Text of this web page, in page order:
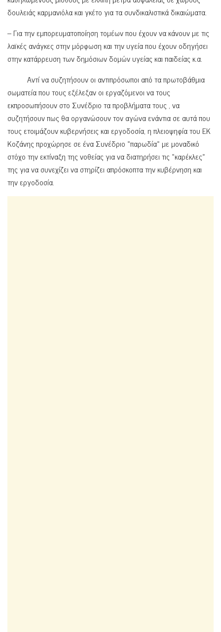
δουλειάς καρμανιόλα και γκέτο για τα συνδικαλιστικά δικαιώματα.
– Για την εμπορευματοποίηση τομέων που έχουν να κάνουν με τις
λαϊκές ανάγκες στην μόρφωση και την υγεία που έχουν οδηγήσει
στην κατάρρευση των δημόσιων δομών υγείας και παιδείας κ.α.
Αντί να συζητήσουν οι αντιπρόσωποι από τα πρωτοβάθμια
σωματεία που τους εξέλεξαν οι εργαζόμενοι να τους
εκπροσωπήσουν στο Συνέδριο τα προβλήματα τους , να
συζητήσουν πως θα οργανώσουν τον αγώνα ενάντια σε αυτά που
τους ετοιμάζουν κυβερνήσεις και εργοδοσία, η πλειοψηφία του ΕΚ
Κοζάνης προχώρησε σε ένα Συνέδριο «παρωδία» με μοναδικό
στόχο την εκτίναξη της νοθείας για να διατηρήσει τις «καρέκλες»
της για να συνεχίζει να στηρίζει απρόσκοπτα την κυβέρνηση και
την εργοδοσία.